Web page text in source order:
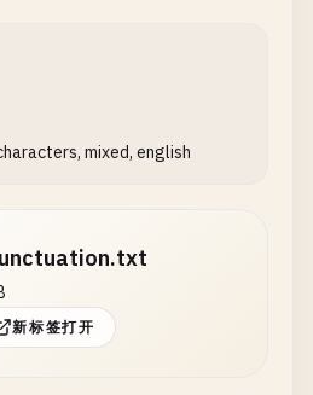
mixed, english
新标签打开